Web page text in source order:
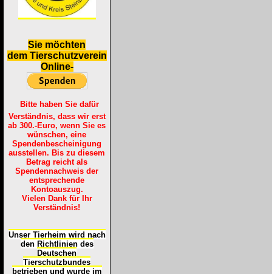
Sie möchten
dem Tierschutzverein
Online-
Bitte haben Sie dafür
Verständnis, dass wir erst
ab 300.-Euro, wenn Sie es
wünschen, eine
Spendenbescheinigung
ausstellen. Bis zu diesem
Betrag reicht als
Spendennachweis der
entsprechende
Kontoauszug.
Vielen Dank für Ihr
Verständnis!
Unser Tierheim wird nach
den Richtlinien des
Deutschen
Tierschutzbundes
betrieben und wurde im